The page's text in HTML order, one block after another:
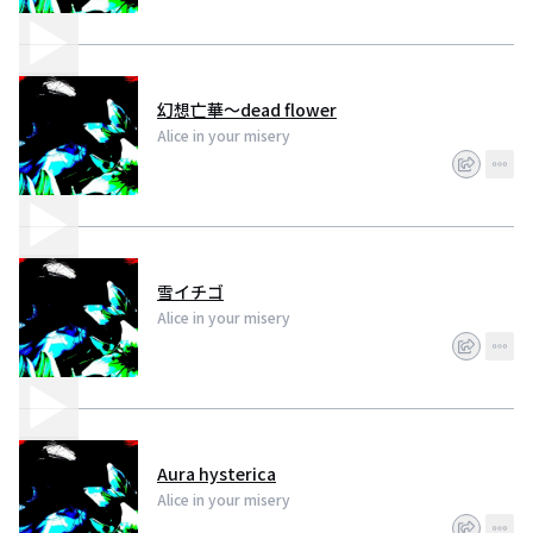
幻想亡華～dead flower
Alice in your misery
雪イチゴ
Alice in your misery
Aura hysterica
Alice in your misery